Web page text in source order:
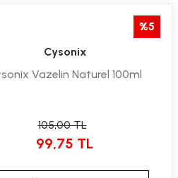
%5
Cysonix
Vazelin Naturel 100ml
105,00 TL
99,75 TL